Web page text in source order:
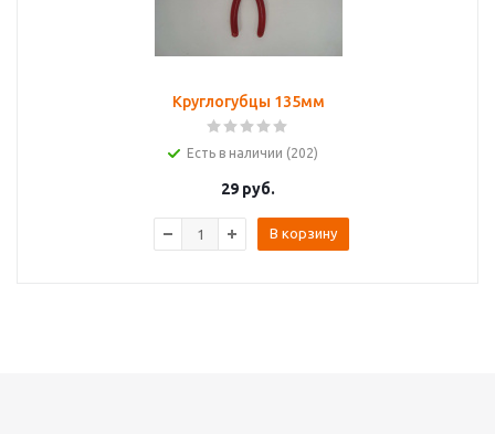
Круглогубцы 135мм
Есть в наличии (202)
29 руб.
В корзину